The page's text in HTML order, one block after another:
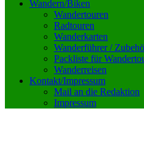
Wandern/Biken
Wandertouren
Radtouren
Wanderkarten
Wanderführer /
Packliste für
Wanderreisen
Kontakt/Impressum
Mail an die Redaktion
Impressum